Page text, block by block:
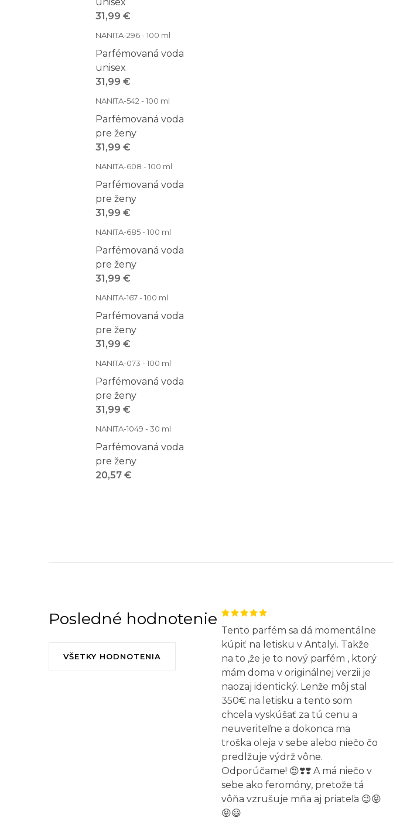
31,99 €
NANITA-296 - 100 ml
Parfémovaná voda
unisex
31,99 €
NANITA-542 - 100 ml
Parfémovaná voda
pre ženy
31,99 €
NANITA-608 - 100 ml
Parfémovaná voda
pre ženy
31,99 €
NANITA-685 - 100 ml
Parfémovaná voda
pre ženy
31,99 €
NANITA-167 - 100 ml
Parfémovaná voda
pre ženy
31,99 €
NANITA-073 - 100 ml
Parfémovaná voda
pre ženy
31,99 €
NANITA-1049 - 30 ml
Parfémovaná voda
pre ženy
20,57 €
Posledné hodnotenie
VŠETKY HODNOTENIA
Tento parfém sa dá momentálne
kúpiť na letisku v Antalyi. Takže
na to ,že je to nový parfém , ktorý
mám doma v originálnej verzii je
naozaj identický. Lenže môj stal
350€ na letisku a tento som
chcela vyskúšať za tú cenu a
neuveriteľne a dokonca ma
troška oleja v sebe alebo niečo čo
predlžuje výdrž vône.
Odporúčame! 😍❣️❣️ A má niečo v
sebe ako feromóny, pretože tá
vôňa vzrušuje mňa aj priateľa 😉😝
😝😃